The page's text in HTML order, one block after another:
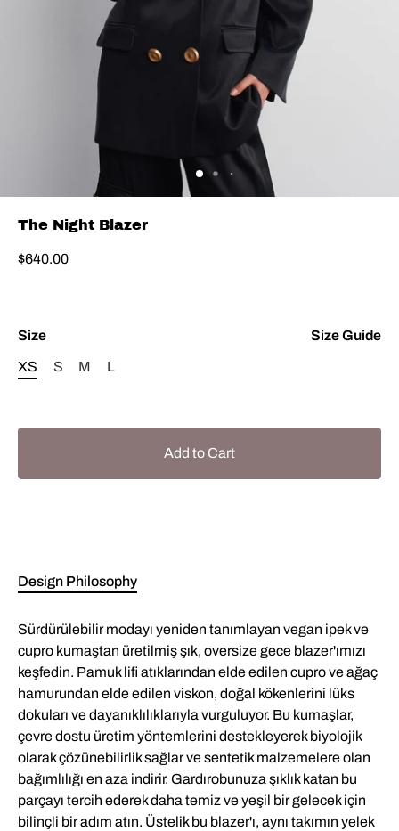
The Night Blazer
$640.00
Size Size Guide
XS S M L
Add to Cart
Design Philosophy
Sürdürülebilir modayı yeniden tanımlayan vegan ipek ve
cupro kumaştan üretilmiş şık, oversize gece blazer'ımızı
keşfedin. Pamuk lifi atıklarından elde edilen cupro ve ağaç
hamurundan elde edilen viskon, doğal kökenlerini lüks
dokuları ve dayanıklılıklarıyla vurguluyor. Bu kumaşlar,
çevre dostu üretim yöntemlerini destekleyerek biyolojik
olarak çözünebilirlik sağlar ve sentetik malzemelere olan
bağımlılığı en aza indirir. Gardırobunuza şıklık katan bu
parçayı tercih ederek daha temiz ve yeşil bir gelecek için
bilinçli bir adım atın. Üstelik bu blazer'ı, aynı takımın yelek